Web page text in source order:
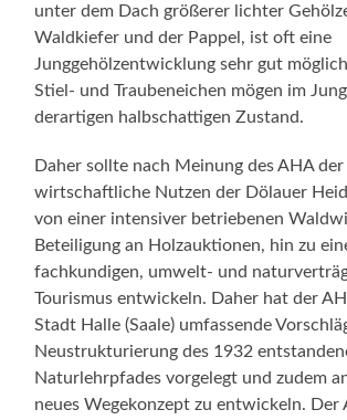
unter dem Dach größerer lichter
Waldkiefer und der Pappel, ist oft eine
Junggehölzentwicklung sehr gut
Stiel- und Traubeneichen mögen im
derartigen halbschattigen Zustand.
Daher sollte nach Meinung des AHA der
wirtschaftliche Nutzen der Dölauer
von einer intensiver betriebenen
Beteiligung an Holzauktionen, hin zu
fachkundigen, umwelt- und
Tourismus entwickeln. Daher hat der
Stadt Halle (Saale) umfassende
Neustrukturierung des 1932
Naturlehrpfades vorgelegt und zudem
neues Wegekonzept zu entwickeln. Der